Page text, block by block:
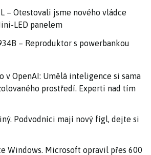
– Otestovali jsme nového vládce
LED panelem
– Reproduktor s powerbankou
v OpenAI: Umělá inteligence si sama
prostředí. Experti nad tím
Podvodníci mají nový fígl, dejte si
Windows. Microsoft opravil přes 600